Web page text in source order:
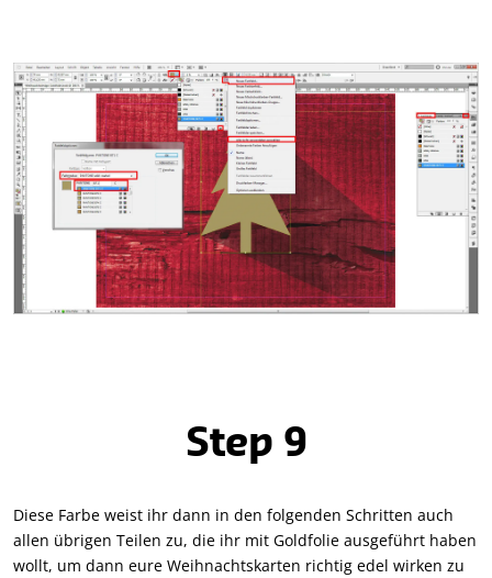
Step 9
Diese Farbe weist ihr dann in den folgenden Schritten auch
allen übrigen Teilen zu, die ihr mit Goldfolie ausgeführt haben
wollt, um dann eure Weihnachtskarten richtig edel wirken zu